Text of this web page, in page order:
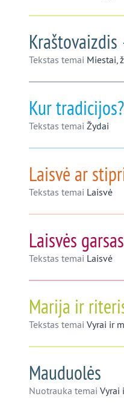
Tekstas temai Miestai,
Kur tradicijos?
Tekstas temai Žydai
Laisvė ar
Tekstas temai Laisvė
Laisvės
Tekstas temai Laisvė
Marija ir
Tekstas temai Vyrai ir
Mauduolės
Nuotrauka temai Vyrai